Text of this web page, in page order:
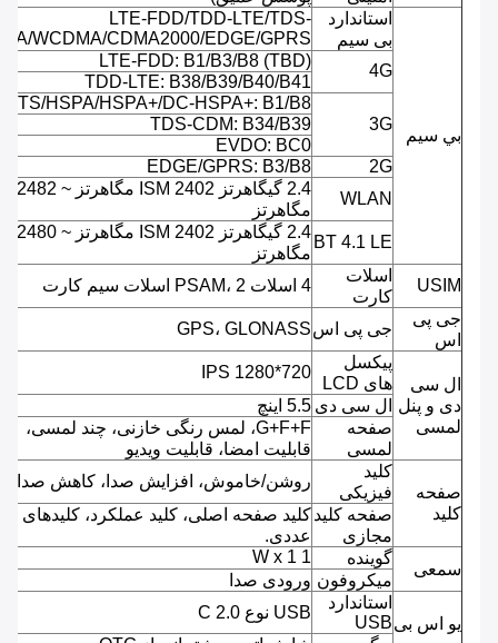
بي سيم
استاندارد
بی سیم
LTE-FDD/TDD-LTE/TDS-
WCDMA/CDMA2000/EDGE/GPRS
4G
LTE-FDD: B1/B3/B8 (TBD)
TDD-LTE: B38/B39/B40/B41
3G
HSPA/HSPA+/DC-HSPA+: B1/B8
TDS-CDM: B34/B39
EVDO: BC0
2G
EDGE/GPRS: B3/B8
WLAN
2.4 گیگاهرتز ISM 2402 مگاهرتز ~ 2482
مگاهرتز
BT 4.1 LE
2.4 گیگاهرتز ISM 2402 مگاهرتز ~ 2480
مگاهرتز
USIM
اسلات
کارت
4 اسلات PSAM، 2 اسلات سیم کارت
جی پی
اس
جی پی اسGPS، GLONASS
ال سی
دی و پنل
لمسی
پیکسل
های LCD
720*1280 IPS
ال سی دی 5.5 اینچ
صفحه
لمسی
G+F+F، لمس رنگی خازنی، چند لمسی،
قابلیت امضا، قابلیت ویدیو
صفحه
کلید
کلید
فیزیکی
روشن/خاموش، افزایش صدا، کاهش صدا.
صفحه کلید
مجازی
کلید صفحه اصلی، کلید عملکرد، کلیدهای
عددی.
سمعی
گوینده
1 W x 1
میکروفون ورودی صدا
یو اس بی
استاندارد
USB
USB نوع C 2.0